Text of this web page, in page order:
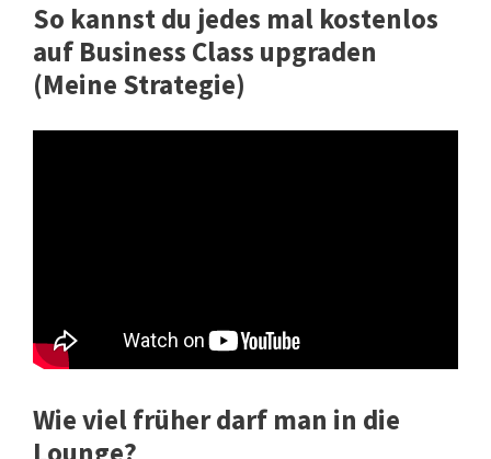
So kannst du jedes mal kostenlos
auf Business Class upgraden
(Meine Strategie)
Wie viel früher darf man in die
Lounge?